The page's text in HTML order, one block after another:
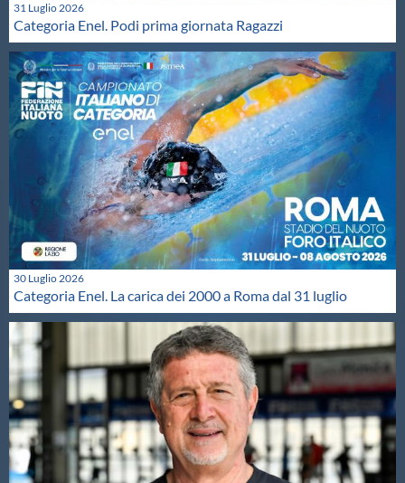
31 Luglio 2026
Categoria Enel. Podi prima giornata Ragazzi
30 Luglio 2026
Categoria Enel. La carica dei 2000 a Roma dal 31 luglio